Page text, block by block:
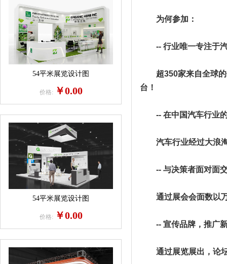
54平米展览设计图
价格: ￥0.00
54平米展览设计图
价格: ￥0.00
为何参加：
-- 行业唯一专注于汽
超350家来自全球的
台！
-- 在中国汽车行业的
汽车行业经过大浪淘
-- 与决策者面对面交
通过展会会面数以万
-- 宣传品牌，推广新
通过展览展出，论坛